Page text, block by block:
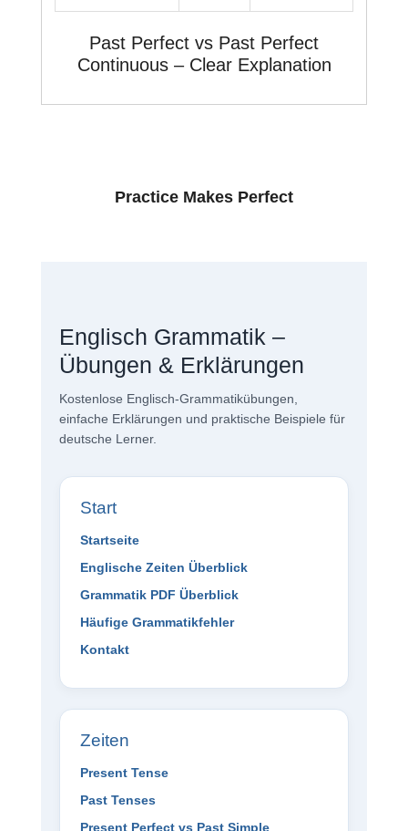
Past Perfect vs Past Perfect
Continuous – Clear Explanation
Practice Makes Perfect
Englisch Grammatik –
Übungen & Erklärungen
Kostenlose Englisch-Grammatikübungen,
einfache Erklärungen und praktische Beispiele für
deutsche Lerner.
Start
Startseite
Englische Zeiten Überblick
Grammatik PDF Überblick
Häufige Grammatikfehler
Kontakt
Zeiten
Present Tense
Past Tenses
Present Perfect vs Past Simple